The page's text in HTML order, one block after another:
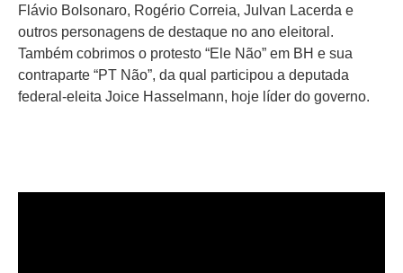
Flávio Bolsonaro, Rogério Correia, Julvan Lacerda e
outros personagens de destaque no ano eleitoral.
Também cobrimos o protesto “Ele Não” em BH e sua
contraparte “PT Não”, da qual participou a deputada
federal-eleita Joice Hasselmann, hoje líder do governo.